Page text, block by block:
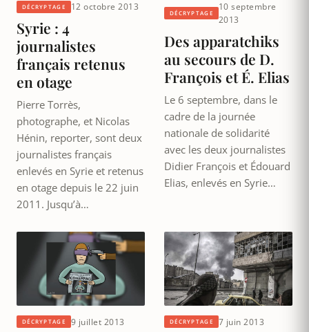
DÉCRYPTAGE 12 octobre 2013
Syrie : 4
journalistes
français retenus
en otage
Pierre Torrès,
photographe, et Nicolas
Hénin, reporter, sont deux
journalistes français
enlevés en Syrie et retenus
en otage depuis le 22 juin
2011. Jusqu’à…
DÉCRYPTAGE
10 septembre
2013
Des apparatchiks
au secours de D.
François et É. Elias
Le 6 septembre, dans le
cadre de la journée
nationale de solidarité
avec les deux journalistes
Didier François et Édouard
Elias, enlevés en Syrie…
DÉCRYPTAGE 9 juillet 2013 DÉCRYPTAGE 7 juin 2013